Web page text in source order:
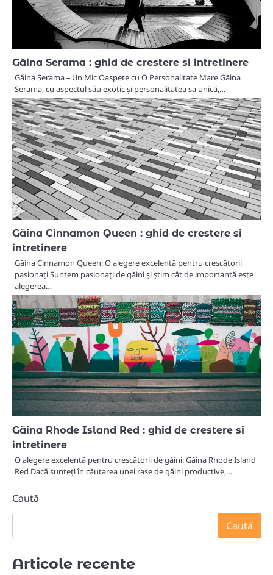
Găina Serama : ghid de crestere si intretinere
Găina Serama – Un Mic Oaspete cu O Personalitate Mare Găina
Serama, cu aspectul său exotic și personalitatea sa unică,…
Găina Cinnamon Queen : ghid de crestere si
intretinere
Găina Cinnamon Queen: O alegere excelentă pentru crescătorii
pasionați Suntem pasionați de găini și știm cât de importantă este
alegerea…
Găina Rhode Island Red : ghid de crestere si
intretinere
O alegere excelentă pentru crescătorii de găini: Găina Rhode Island
Red Dacă sunteți în căutarea unei rase de găini productive,…
Caută
Caută
Articole recente